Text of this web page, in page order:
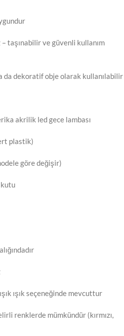
taşınabilir ve güvenli kullanım
da dekoratif obje olarak kullanılabilir
akrilik led gece lambası
plastik)
göre değişir)
kutu
ışık seçeneğinde mevcuttur
renklerde mümkündür (kırmızı,